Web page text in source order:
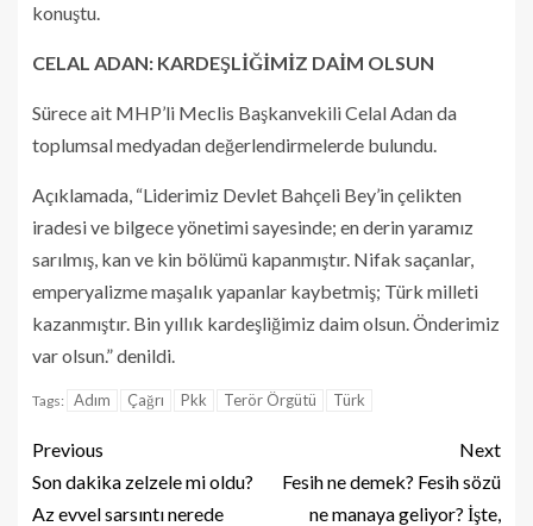
konuştu.
CELAL ADAN: KARDEŞLİĞİMİZ DAİM OLSUN
Sürece ait MHP’li Meclis Başkanvekili Celal Adan da
toplumsal medyadan değerlendirmelerde bulundu.
Açıklamada, “Liderimiz Devlet Bahçeli Bey’in çelikten
iradesi ve bilgece yönetimi sayesinde; en derin yaramız
sarılmış, kan ve kin bölümü kapanmıştır. Nifak saçanlar,
emperyalizme maşalık yapanlar kaybetmiş; Türk milleti
kazanmıştır. Bin yıllık kardeşliğimiz daim olsun. Önderimiz
var olsun.” denildi.
Tags: Adım Çağrı Pkk Terör Örgütü Türk
Previous
Son dakika zelzele mi oldu?
Az evvel sarsıntı nerede
Next
Fesih ne demek? Fesih sözü
ne manaya geliyor? İşte,